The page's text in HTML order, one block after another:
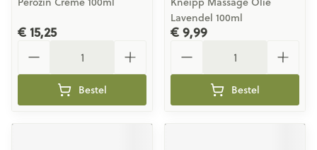
€ 15,25
Bestel
Lavendel 100ml
€ 9,99
Bestel